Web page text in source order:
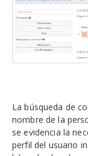
La búsqueda de
nombre de la
se evidencia la
perfil del usuario